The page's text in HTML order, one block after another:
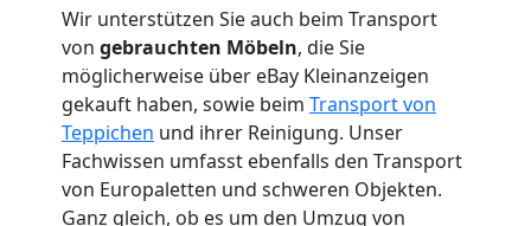
Wir unterstützen Sie auch beim Transport
von gebrauchten Möbeln, die Sie
möglicherweise über eBay Kleinanzeigen
gekauft haben, sowie beim Transport von
Teppichen und ihrer Reinigung. Unser
Fachwissen umfasst ebenfalls den Transport
von Europaletten und schweren Objekten.
Ganz gleich, ob es um den Umzug von
Umzug
Wiener
Neustadt